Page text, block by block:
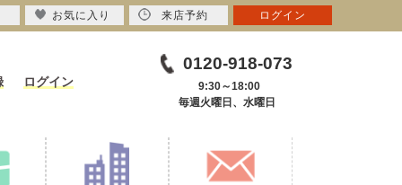
ログイン
0120-918-073
9:30～18:00
毎週火曜日、水曜日
お気に入り 来店予約 ログイン